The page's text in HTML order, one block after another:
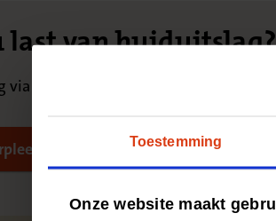
Toestemming
Onze website maakt
last van huiduitslag?
via de app. Stuur altijd een foto mee